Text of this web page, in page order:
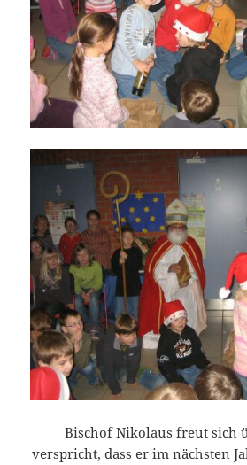
Bischof Nikolaus freut sich
verspricht, dass er im nächsten